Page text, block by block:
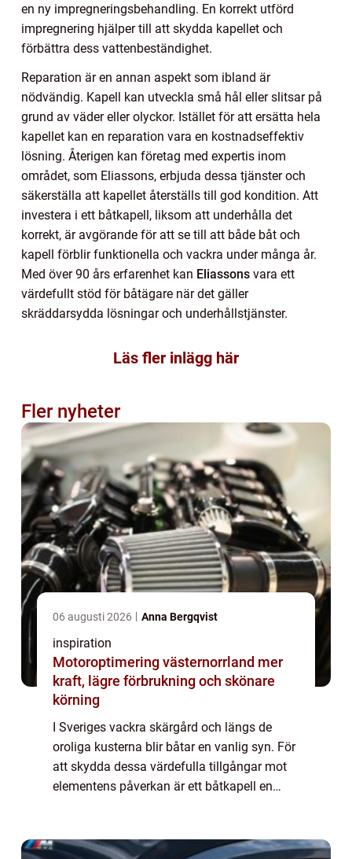
en ny impregneringsbehandling. En korrekt utförd
impregnering hjälper till att skydda kapellet och
förbättra dess vattenbeständighet.
Reparation är en annan aspekt som ibland är
nödvändig. Kapell kan utveckla små hål eller slitsar på
grund av väder eller olyckor. Istället för att ersätta hela
kapellet kan en reparation vara en kostnadseffektiv
lösning. Återigen kan företag med expertis inom
området, som Eliassons, erbjuda dessa tjänster och
säkerställa att kapellet återställs till god kondition. Att
investera i ett båtkapell, liksom att underhålla det
korrekt, är avgörande för att se till att både båt och
kapell förblir funktionella och vackra under många år.
Med över 90 års erfarenhet kan Eliassons vara ett
värdefullt stöd för båtägare när det gäller
skräddarsydda lösningar och underhållstjänster.
Läs fler inlägg här
Fler nyheter
06 augusti 2026 Anna Bergqvist
inspiration
Motoroptimering västernorrland mer
kraft, lägre förbrukning och skönare
körning
I Sveriges vackra skärgård och längs de
oroliga kusterna blir båtar en vanlig syn. För
att skydda dessa värdefulla tillgångar mot
elementens påverkan är ett båtkapell en